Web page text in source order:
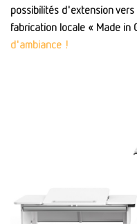
possibilités d'extension
fabrication locale « Made in
d'ambiance !